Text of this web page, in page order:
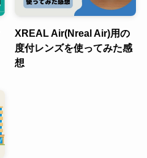
XREAL Air(Nreal Air)用の
度付レンズを使ってみた感
想